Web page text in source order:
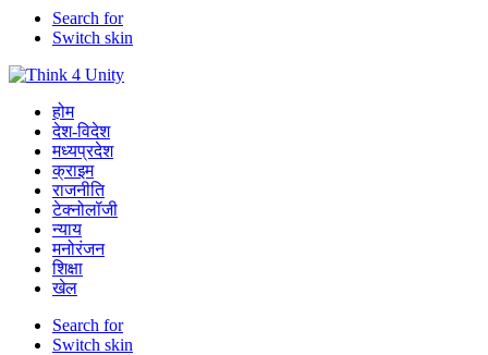
Search for
Switch skin
होम
देश-विदेश
मध्यप्रदेश
क्राइम
राजनीति
टेक्नोलॉजी
न्याय
मनोरंजन
शिक्षा
खेल
Search for
Switch skin